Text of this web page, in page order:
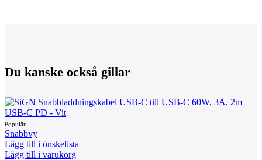
Du kanske också gillar
Snabbvy
Lägg till i önskelista
Lägg till i varukorg